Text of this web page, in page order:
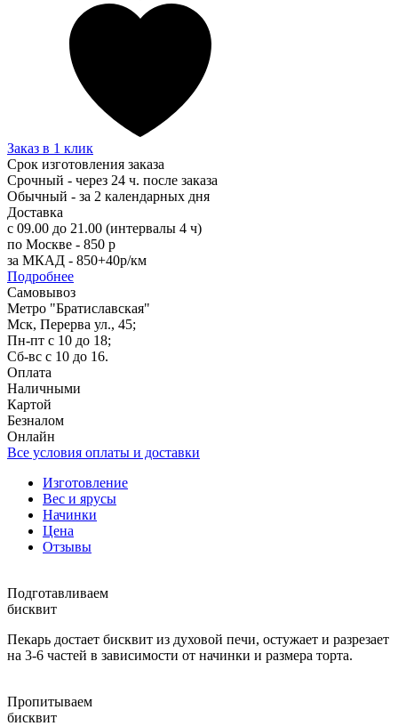
Заказ в 1 клик
Срок изготовления заказа
Срочный - через 24 ч. после заказа
Обычный - за 2 календарных дня
Доставка
с 09.00 до 21.00 (интервалы 4 ч)
по Москве - 850 р
за МКАД - 850+40р/км
Подробнее
Самовывоз
Метро "Братиславская"
Мск, Перерва ул., 45;
Пн-пт с 10 до 18;
Сб-вс с 10 до 16.
Оплата
Наличными
Картой
Безналом
Онлайн
Все условия оплаты и доставки
Изготовление
Вес и ярусы
Начинки
Цена
Отзывы
Подготавливаем
бисквит
Пекарь достает бисквит из духовой печи, остужает и разрезает
на 3-6 частей в зависимости от начинки и размера торта.
Пропитываем
бисквит